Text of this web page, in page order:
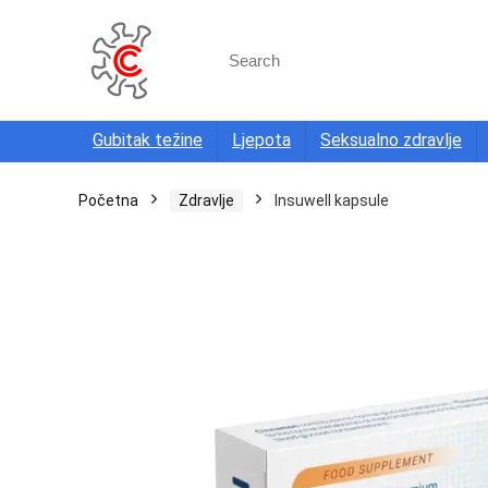
for:
Gubitak težine Ljepota Seksualno zdravlje
Početna Zdravlje Insuwell kapsule